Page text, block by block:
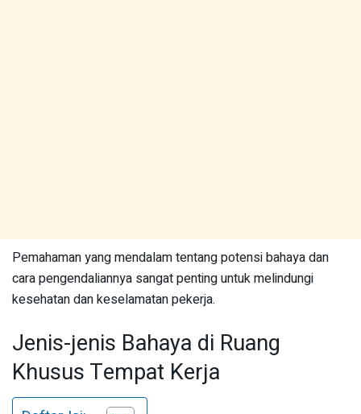
Pemahaman yang mendalam tentang potensi bahaya dan
cara pengendaliannya sangat penting untuk melindungi
kesehatan dan keselamatan pekerja.
Jenis-jenis Bahaya di Ruang
Khusus Tempat Kerja